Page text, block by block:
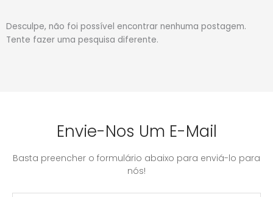
Desculpe, não foi possível encontrar nenhuma postagem.
Tente fazer uma pesquisa diferente.
Envie-Nos Um E-Mail
Basta preencher o formulário abaixo para enviá-lo para
nós!